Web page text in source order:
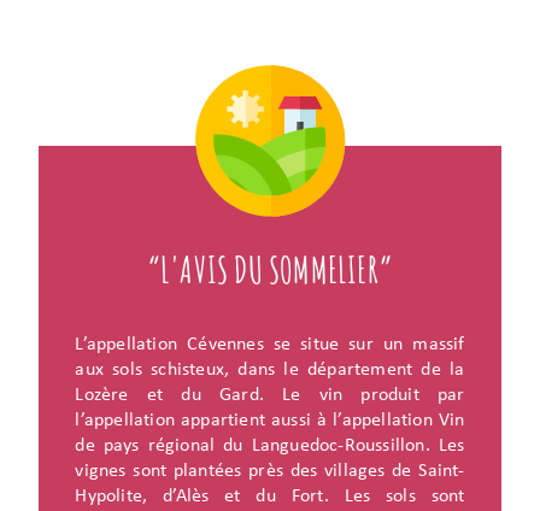
“L'AVIS DU SOMMELIER”
L’appellation Cévennes se situe sur un massif
aux sols schisteux, dans le département de la
Lozère et du Gard. Le vin produit par
l’appellation appartient aussi à l’appellation Vin
de pays régional du Languedoc-Roussillon. Les
vignes sont plantées près des villages de Saint-
Hypolite, d’Alès et du Fort. Les sols sont